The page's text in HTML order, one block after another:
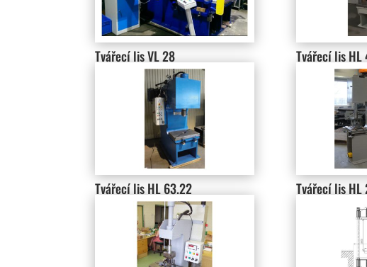
Tvářecí lis VL 28 Tvářecí lis HL
Tvářecí lis HL 63.22 Tvářecí lis HL